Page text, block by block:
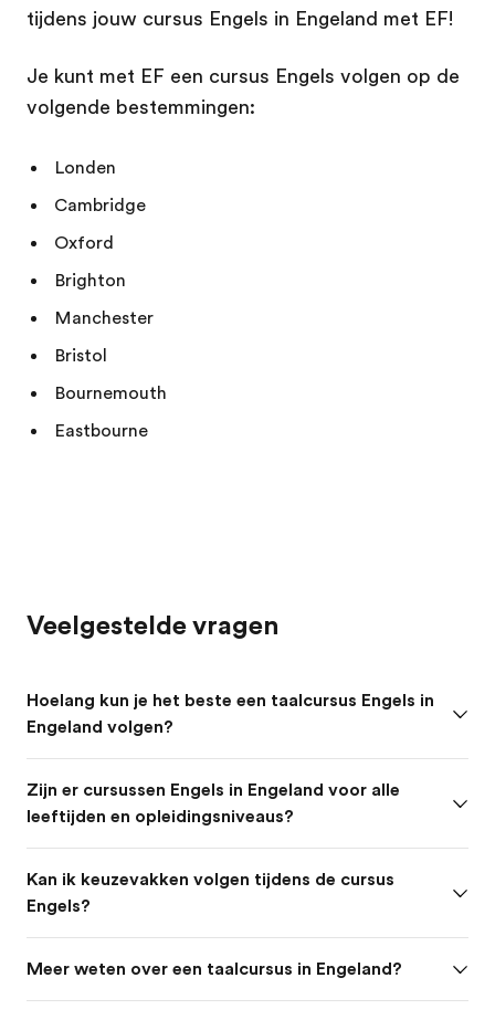
tijdens jouw cursus Engels in Engeland met EF!
Je kunt met EF een cursus Engels volgen op de
volgende bestemmingen:
Londen
Cambridge
Oxford
Brighton
Manchester
Bristol
Bournemouth
Eastbourne
Veelgestelde vragen
Hoelang kun je het beste een taalcursus Engels in
Engeland volgen?
Zijn er cursussen Engels in Engeland voor alle
leeftijden en opleidingsniveaus?
Kan ik keuzevakken volgen tijdens de cursus
Engels?
Meer weten over een taalcursus in Engeland?